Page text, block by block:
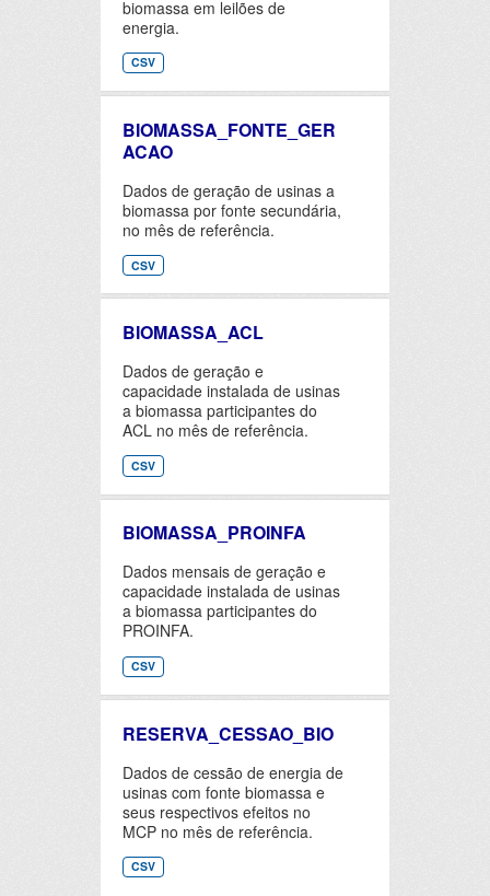
biomassa em leilões de
energia.
CSV
BIOMASSA_FONTE_GER
ACAO
Dados de geração de usinas a
biomassa por fonte secundária,
no mês de referência.
CSV
BIOMASSA_ACL
Dados de geração e
capacidade instalada de usinas
a biomassa participantes do
ACL no mês de referência.
CSV
BIOMASSA_PROINFA
Dados mensais de geração e
capacidade instalada de usinas
a biomassa participantes do
PROINFA.
CSV
RESERVA_CESSAO_BIO
Dados de cessão de energia de
usinas com fonte biomassa e
seus respectivos efeitos no
MCP no mês de referência.
CSV